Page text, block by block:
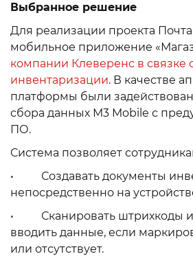
Выбранное решение
Для реализации проекта
мобильное приложение
компании Клеверенс в связке
инвентаризации. В качестве
платформы были
сбора данных M3 Mobile с
ПО.
Система позволяет
• Создавать документы
непосредственно на
• Сканировать штрихкоды
вводить данные, если
или отсутствует.